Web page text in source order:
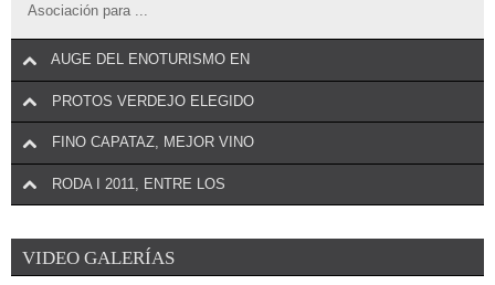
Asociación para ...
AUGE DEL ENOTURISMO EN
PROTOS VERDEJO ELEGIDO
¡DEJA EL PRIMER COMENTARIO!
Protos Verdejo como el mejor verdejo ...
FINO CAPATAZ, MEJOR VINO
RODA I 2011, ENTRE LOS
¡DEJA EL PRIMER COMENTARIO!
VIDEO GALERÍAS